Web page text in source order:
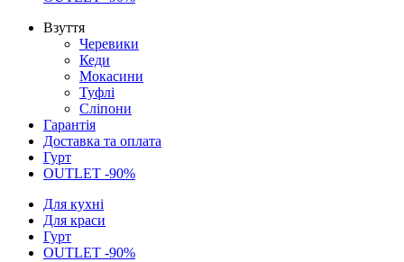
Взуття
Черевики
Кеди
Мокасини
Туфлі
Сліпони
Гарантія
Доставка та оплата
Гурт
OUTLET -90%
Для кухні
Для краси
Гурт
OUTLET -90%